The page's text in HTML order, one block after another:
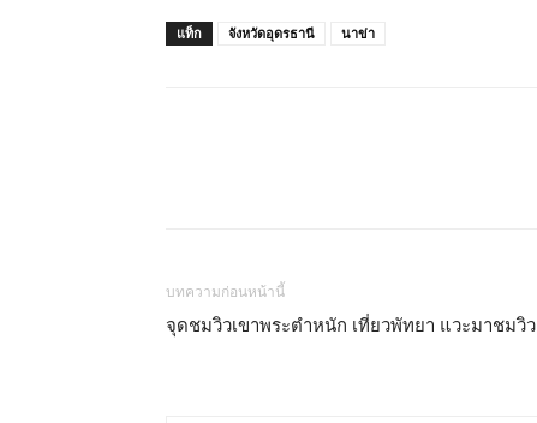
แท็ก จังหวัดอุดรธานี นาข่า
บทความก่อนหน้านี้
จุดชมวิวเขาพระตำหนัก เที่ยวพัทยา แวะมาชมวิว